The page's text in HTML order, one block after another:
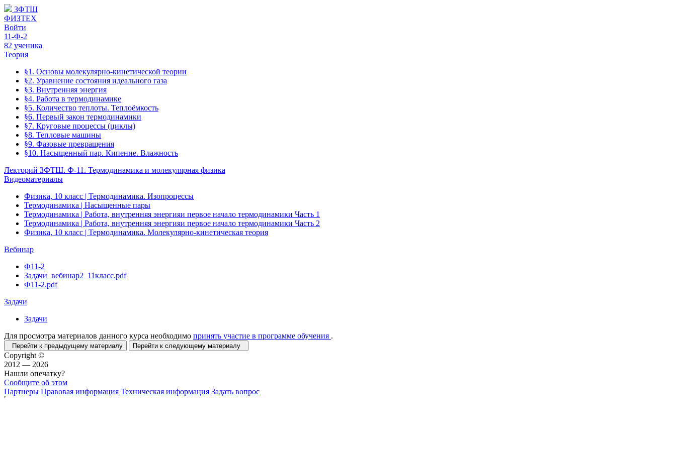
ЗФТШ
ФИЗТЕХ
Войти
11-Ф-2
82 ученика
Теория
§1. Основы молекулярно-кинетической теории
§2. Уравнение состояния идеального газа
§3. Внутренняя энергия
§4. Работа в термодинамике
§5. Количество теплоты. Теплоёмкость
§6. Первый закон термодинамики
§7. Круговые процессы (циклы)
§8. Тепловые машины
§9. Фазовые превращения
§10. Насыщенный пар. Кипение. Влажность
Лекторий ЗФТШ. Ф-11. Термодинамика и молекулярная физика
Видеоматериалы
Физика, 10 класс | Термодинамика. Изопроцессы
Термодинамика | Насыщенные пары
Термодинамика | Работа, внутренняя энергияи первое начало термодинамики Часть 1
Термодинамика | Работа, внутренняя энергияи первое начало термодинамики Часть 2
Физика, 10 класс | Термодинамика. Молекулярно-кинетическая теория
Вебинар
Ф11-2
Задачи_вебинар2_11класс.pdf
Ф11-2.pdf
Задачи
Задачи
Для просмотра материалов данного курса необходимо принять участие в программе обучения .
Перейти к предыдущему материалу Перейти к следующему материалу
Copyright ©
2012 — 2026
Нашли опечатку?
Сообщите об этом
Партнеры Правовая информация Техническая информация Задать вопрос